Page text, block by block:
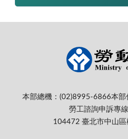
本部總機：(02)8995-6866本部
勞工諮詢申訴專
104472 臺北市中山